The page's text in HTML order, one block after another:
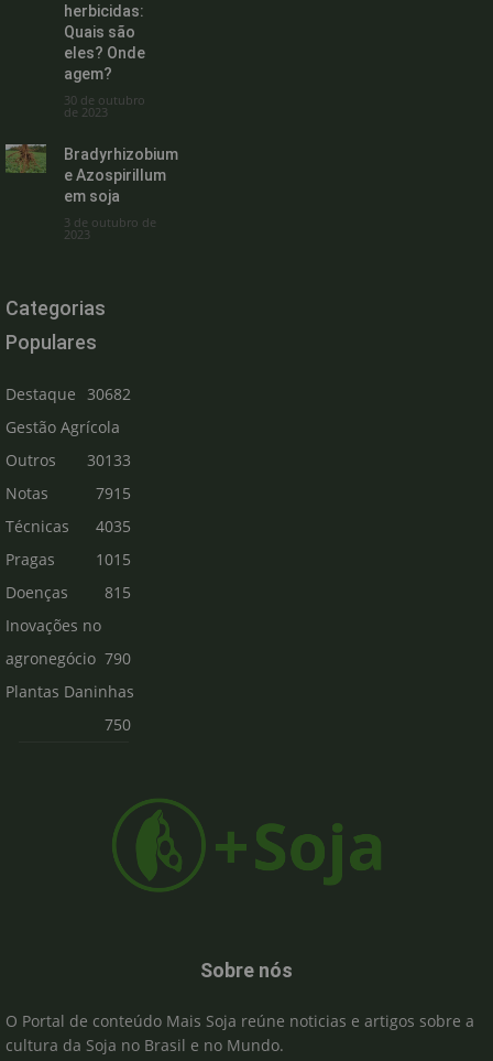
herbicidas:
Quais são
eles? Onde
agem?
30 de outubro
de 2023
Bradyrhizobium
e Azospirillum
em soja
3 de outubro de
2023
Categorias
Populares
Destaque
30682
Gestão Agrícola
30133
Outros
7915
Notas
Técnicas
4035
Pragas
1015
Doenças
815
Inovações no
agronegócio 790
Plantas Daninhas
750
Sobre nós
O Portal de conteúdo Mais Soja reúne noticias e artigos sobre a
cultura da Soja no Brasil e no Mundo.